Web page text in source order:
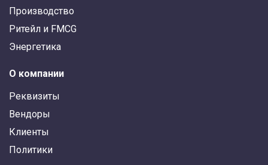
Производство
Ритейл и FMCG
Энергетика
О компании
Реквизиты
Вендоры
Клиенты
Политики